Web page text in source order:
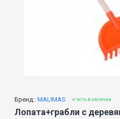
Бренд:: MALIMAS ✔ есть в наличии